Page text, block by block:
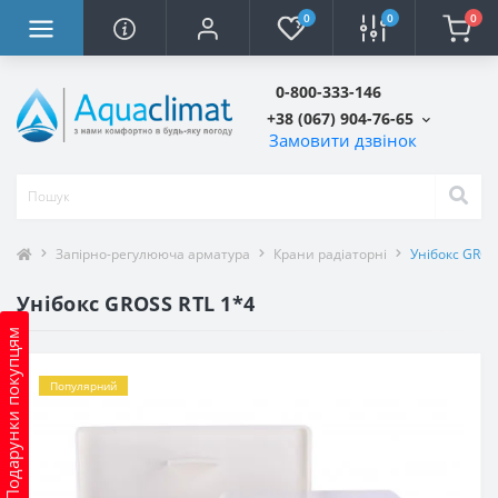
0 0 0
0-800-333-146
+38 (067) 904-76-65
Замовити дзвінок
Подарунки покупцям
Запірно-регулююча арматура Крани радіаторні Унібокс
Унібокс GROSS RTL 1*4
Популярний